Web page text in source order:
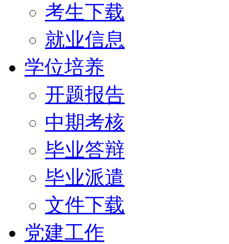
考生下载
就业信息
学位培养
开题报告
中期考核
毕业答辩
毕业派遣
文件下载
党建工作